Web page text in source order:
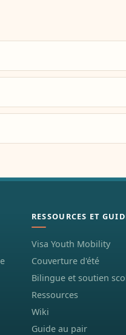
RESSOURCES ET
Visa Youth Mobility
Couverture d'été
Bilingue et soutien
Ressources
Wiki
Guide au pair